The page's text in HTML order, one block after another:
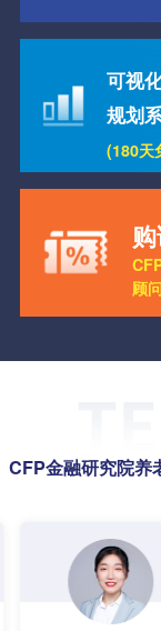
可视
规划
(180天
顾
CFP金融研究院养